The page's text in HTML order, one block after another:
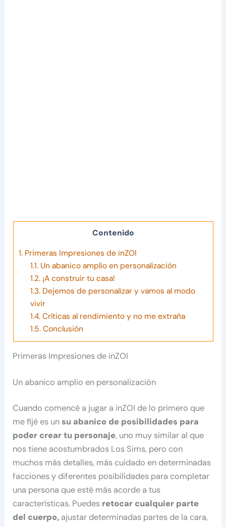
Contenido
1.Primeras Impresiones de inZOI
1.1.Un abanico amplio en personalización
1.2.¡A construir tu casa!
1.3.Dejemos de personalizar y vamos al modo
vivir
1.4.Críticas al rendimiento y no me extraña
1.5.Conclusión
Primeras Impresiones de inZOI
Un abanico amplio en personalización
Cuando comencé a jugar a inZOI de lo primero que
me fijé es unsu abanico de posibilidades para
poder crear tu personaje, uno muy similar al que
nos tiene acostumbrados Los Sims, pero con
muchos más detalles, más cuidado en determinadas
facciones y diferentes posibilidades para completar
una persona que esté más acorde a tus
características. Puedes retocar cualquier parte
del cuerpo, ajustar determinadas partes de la cara,